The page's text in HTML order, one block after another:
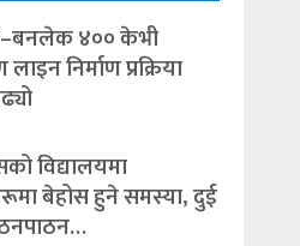
४०० केभी
लाइन निर्माण प्रक्रिया
विद्यालयमा
बेहोस हुने समस्या, दुई